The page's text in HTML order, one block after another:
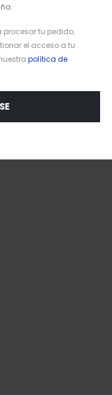
procesar tu pedido,
el acceso a tu
política de